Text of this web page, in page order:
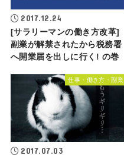
2017.12.24
[サラリーマンの働き方改革]
副業が解禁されたから税務署
へ開業届を出しに行く! の巻
仕事・働き方・副業
2017.07.03